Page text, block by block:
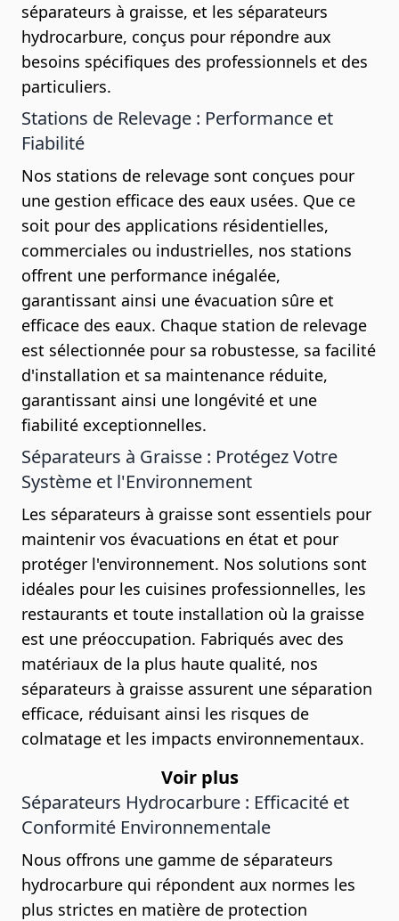
séparateurs à graisse, et les séparateurs
hydrocarbure, conçus pour répondre aux
besoins spécifiques des professionnels et des
particuliers.
Stations de Relevage : Performance et
Fiabilité
Nos stations de relevage sont conçues pour
une gestion efficace des eaux usées. Que ce
soit pour des applications résidentielles,
commerciales ou industrielles, nos stations
offrent une performance inégalée,
garantissant ainsi une évacuation sûre et
efficace des eaux. Chaque station de relevage
est sélectionnée pour sa robustesse, sa facilité
d'installation et sa maintenance réduite,
garantissant ainsi une longévité et une
fiabilité exceptionnelles.
Séparateurs à Graisse : Protégez Votre
Système et l'Environnement
Les séparateurs à graisse sont essentiels pour
maintenir vos évacuations en état et pour
protéger l'environnement. Nos solutions sont
idéales pour les cuisines professionnelles, les
restaurants et toute installation où la graisse
est une préoccupation. Fabriqués avec des
matériaux de la plus haute qualité, nos
séparateurs à graisse assurent une séparation
efficace, réduisant ainsi les risques de
colmatage et les impacts environnementaux.
Voir plus
Séparateurs Hydrocarbure : Efficacité et
Conformité Environnementale
Nous offrons une gamme de séparateurs
hydrocarbure qui répondent aux normes les
plus strictes en matière de protection